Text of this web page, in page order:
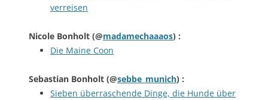
verreisen
Nicole Bonholt (@madamechaaaos) :
Die Maine Coon
Sebastian Bonholt (@sebbe_munich) :
Sieben überraschende Dinge, die Hunde über